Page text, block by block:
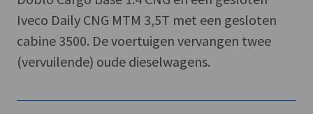
Iveco Daily CNG MTM 3,5T met een gesloten
cabine 3500. De voertuigen vervangen twee
(vervuilende) oude dieselwagens.